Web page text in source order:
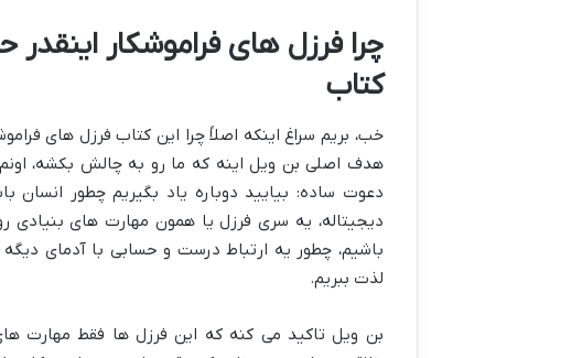
چرا فرزل های فراموشکار اینقدر
کتاب
خب، بریم سراغ اینکه اصلاً چرا این کتاب فرزل های
هدف اصلی بن ویل اینه که ما رو به چالش بکشه،
دعوت ساده: بیایید دوباره یاد بگیریم چطور
دیجیتاله، یه سری فرزل یا همون مهارت های بنیادی
باشیم، چطور یه ارتباط درست و حسابی با آدمای دیگه
لذت ببریم.
بن ویل تاکید می کنه که این فرزل ها فقط مهارت